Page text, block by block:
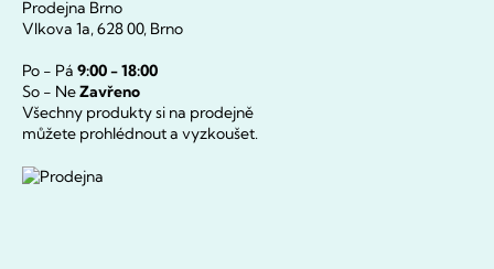
Prodejna Brno
Vlkova 1a, 628 00, Brno
Po - Pá 9:00 - 18:00
So - NeZavřeno
Všechny produkty si na prodejně
můžete prohlédnout a vyzkoušet.